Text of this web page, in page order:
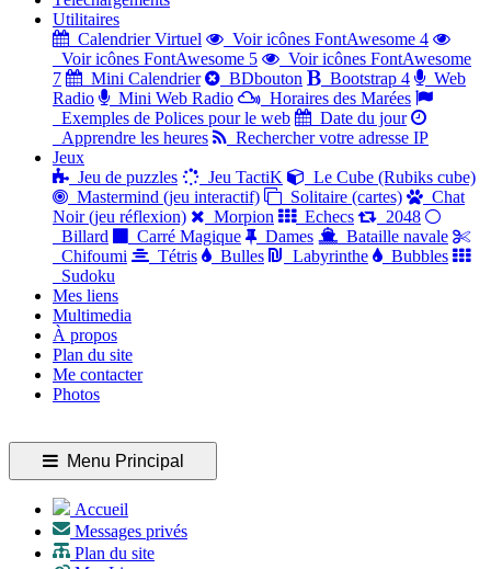
Utilitaires
Calendrier Virtuel
Voir icônes FontAwesome 4
Voir icônes FontAwesome 5
Voir icônes FontAwesome
7
Mini Calendrier BDbouton Bootstrap 4
Web
Radio
Mini Web Radio
Horaires des Marées
Exemples de Polices pour le web
Date du jour
Apprendre les heures
Rechercher votre adresse IP
Jeux
Jeu de puzzles
Jeu TactiK
Le Cube (Rubiks cube)
Mastermind (jeu interactif)
Solitaire (cartes)
Chat
Noir (jeu réflexion)
Morpion Echecs
2048
Billard
Carré Magique Dames
Bataille navale
Chifoumi
Tétris Bulles Labyrinthe
Bubbles
Sudoku
Mes liens
Multimedia
À propos
Plan du site
Me contacter
Photos
Menu Principal
Accueil
Messages privés
Plan du site